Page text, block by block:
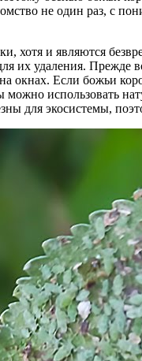
не один раз, с
хотя и являются
их удаления. Прежде
окнах. Если божьи
можно использовать
для экосистемы,